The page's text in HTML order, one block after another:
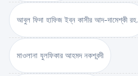
আবুল ফিদা হাফিজ ইব্‌ন কাসীর আদ-দামেশ্‌কী রহ.
মাওলানা যুলফিকার আহমদ নকশবন্দী